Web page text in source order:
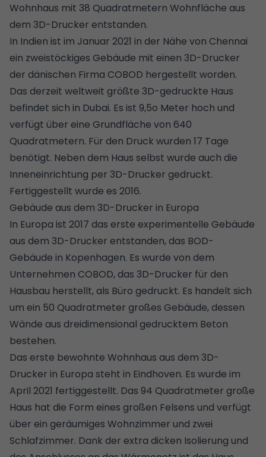
Wohnhaus mit 38 Quadratmetern Wohnfläche aus
dem 3D-Drucker entstanden.
In Indien ist im Januar 2021 in der Nähe von Chennai
ein zweistöckiges Gebäude mit einen 3D-Drucker
der dänischen Firma COBOD hergestellt worden.
Das derzeit weltweit größte 3D-gedruckte Haus
befindet sich in Dubai. Es ist 9,5o Meter hoch und
verfügt über eine Grundfläche von 640
Quadratmetern. Für den Druck wurden 17 Tage
benötigt. Neben dem Haus selbst wurde auch die
Inneneinrichtung per 3D-Drucker gedruckt.
Fertiggestellt wurde es 2016.
Gebäude aus dem 3D-Drucker in Europa
In Europa ist 2017 das erste experimentelle Gebäude
aus dem 3D-Drucker entstanden, das BOD-
Gebäude in Kopenhagen. Es wurde von dem
Unternehmen COBOD, das 3D-Drucker für den
Hausbau herstellt, als Büro gedruckt. Es handelt sich
um ein 50 Quadratmeter großes Gebäude, dessen
Wände aus dreidimensional gedrucktem Beton
bestehen.
Das erste bewohnte Wohnhaus aus dem 3D-
Drucker in Europa steht in Eindhoven. Es wurde im
April 2021 fertiggestellt. Das 94 Quadratmeter große
Haus hat die Form eines großen Felsens und verfügt
über ein geräumiges Wohnzimmer und zwei
Schlafzimmer. Dank der extra dicken Isolierung und